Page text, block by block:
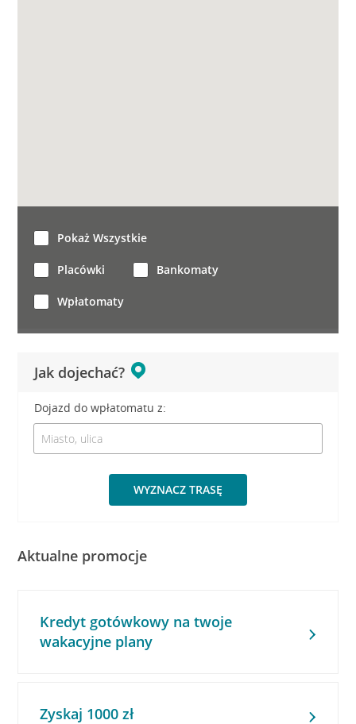
Jak dojechać?
Dojazd do wpłatomatu z:
WYZNACZ TRASĘ
Pokaż Wszystkie
Placówki Bankomaty
Wpłatomaty
Aktualne promocje
Kredyt gotówkowy na twoje
wakacyjne plany
Zyskaj 1000 zł